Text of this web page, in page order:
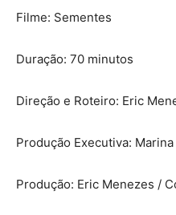
Filme: Sementes
Duração: 70 minutos
Direção e Roteiro: Eric
Produção Executiva:
Produção: Eric Menezes /